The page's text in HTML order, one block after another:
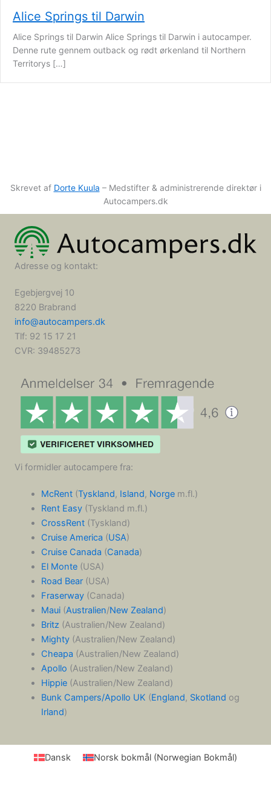
Alice Springs til Darwin
Alice Springs til Darwin Alice Springs til Darwin i autocamper.
Denne rute gennem outback og rødt ørkenland til Northern
Territorys […]
Skrevet af Dorte Kuula – Medstifter & administrerende direktør i
Autocampers.dk
Adresse og kontakt:
Egebjergvej 10
8220 Brabrand
info@autocampers.dk
Tlf: 92 15 17 21
CVR: 39485273
Vi formidler autocampere fra:
McRent(Tyskland, Island, Norgem.fl.)
Rent Easy(Tyskland m.fl.)
CrossRent(Tyskland)
Cruise America (USA)
Cruise Canada (Canada)
El Monte(USA)
Road Bear(USA)
Fraserway (Canada)
Maui (Australien/New Zealand)
Britz (Australien/New Zealand)
Mighty (Australien/New Zealand)
Cheapa (Australien/New Zealand)
Apollo (Australien/New Zealand)
Hippie(Australien/New Zealand)
Bunk Campers/Apollo UK (England, Skotland og
Irland)
Dansk Norsk bokmål (Norwegian Bokmål)